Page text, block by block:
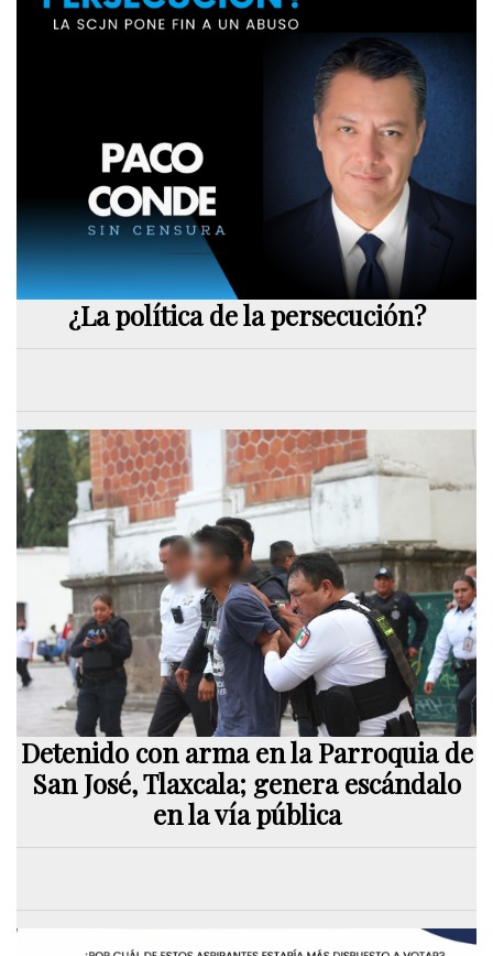
¿La política de la persecución?
Detenido con arma en la Parroquia de
San José, Tlaxcala; genera escándalo
en la vía pública